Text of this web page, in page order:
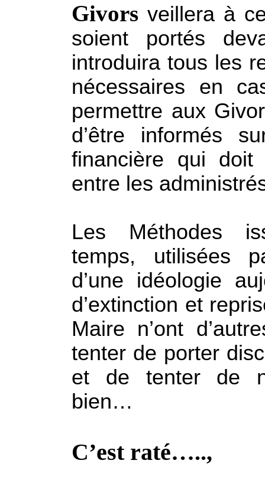
Givors veillera à
soient portés
introduira tous les
nécessaires en
permettre aux
d’être informés
financière qui
entre les
Les Méthodes
temps, utilisées
d’une idéologie
d’extinction et
Maire n’ont
tenter de porter
et de tenter de
bien…
C’est raté…..,